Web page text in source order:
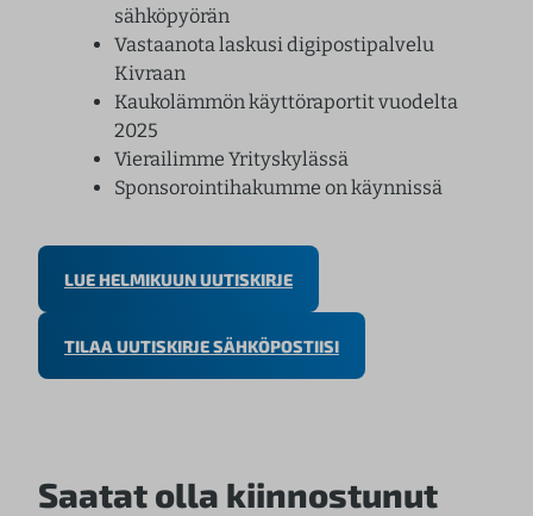
sähköpyörän
Vastaanota laskusi digipostipalvelu
Kivraan
Kaukolämmön käyttöraportit vuodelta
2025
Vierailimme Yrityskylässä
Sponsorointihakumme on käynnissä
LUE HELMIKUUN UUTISKIRJE
TILAA UUTISKIRJE SÄHKÖPOSTIISI
Saatat olla kiinnostunut